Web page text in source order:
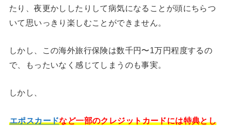
たり、夜更かししたりして病気になることが頭にちらつ
いて思いっきり楽しむことができません。
しかし、この海外旅行保険は数千円〜1万円程度するの
で、もったいなく感じてしまうのも事実。
しかし、
エポスカードなど一部のクレジットカードには特典とし